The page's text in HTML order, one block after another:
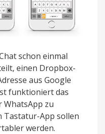
schon einmal
einen Dropbox-
aus Google
funktioniert das
WhatsApp zu
Tastatur-App sollen
werden.